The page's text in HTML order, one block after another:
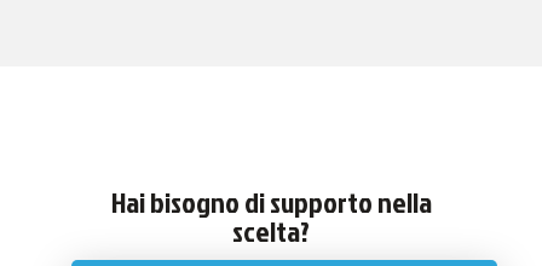
Hai bisogno di supporto nella
scelta?